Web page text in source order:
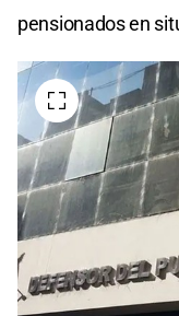
pensionados en